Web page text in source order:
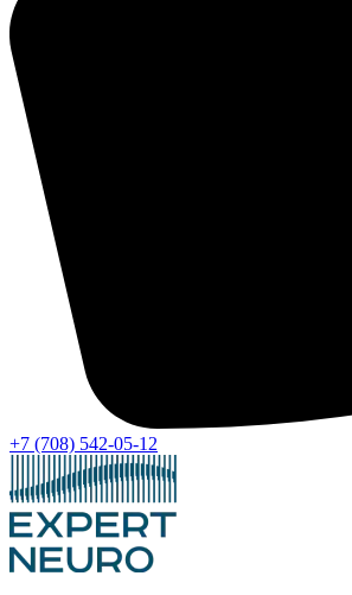
+7 (708) 542-05-12